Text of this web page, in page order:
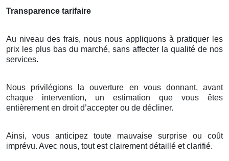
Transparence tarifaire
Au niveau des frais, nous nous appliquons à pratiquer les
prix les plus bas du marché, sans affecter la qualité de nos
services.
Nous privilégions la ouverture en vous donnant, avant
chaque intervention, un estimation que vous êtes
entièrement en droit d’accepter ou de décliner.
Ainsi, vous anticipez toute mauvaise surprise ou coût
imprévu. Avec nous, tout est clairement détaillé et clarifié.